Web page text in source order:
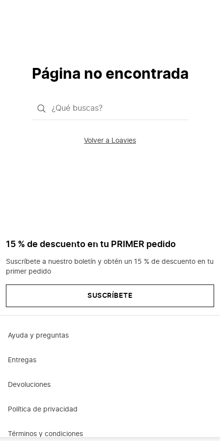
Página no encontrada
¿Qué
Volver a Loavies
15 % de descuento en tu PRIMER pedido
Suscríbete a nuestro boletín y obtén un 15 % de descuento en tu
primer pedido
SUSCRÍBETE
Ayuda y preguntas
Entregas
Devoluciones
Política de privacidad
Términos y condiciones